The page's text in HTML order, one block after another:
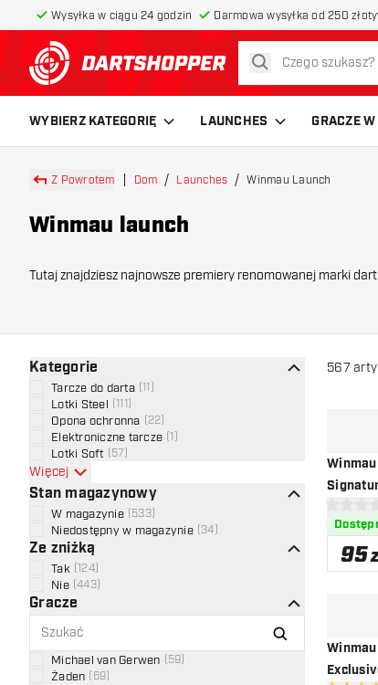
Wysyłka w ciągu 24 godzin Darmowa wysyłka od 250
powrót do strony głównej
szukaj
WYBIERZ KATEGORIĘ LAUNCHES GRACZE
Z Powrotem Dom Launches Winmau Launch
Winmau launch
Tutaj znajdziesz najnowsze premiery renomowanej marki
Kategorie
Tarcze do darta 11
Lotki Steel 111
Opona ochronna 22
Elektroniczne tarcze 1
Lotki Soft 57
Więcej
Stan magazynowy
W magazynie 533)
Niedostępny w magazynie 34
Ze zniżką
Tak 124)
Nie 443)
Gracze
Michael van Gerwen 59
Żaden 69
567
0
95